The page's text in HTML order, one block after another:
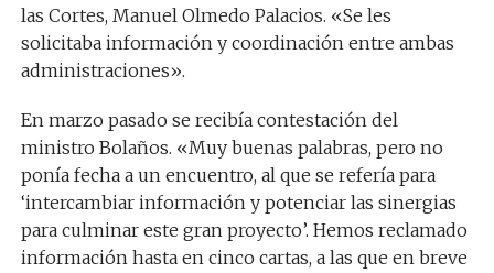
las Cortes, Manuel Olmedo Palacios. «Se les
solicitaba información y coordinación entre ambas
administraciones».
En marzo pasado se recibía contestación del
ministro Bolaños. «Muy buenas palabras, pero no
ponía fecha a un encuentro, al que se refería para
‘intercambiar información y potenciar las sinergias
para culminar este gran proyecto’. Hemos reclamado
información hasta en cinco cartas, a las que en breve